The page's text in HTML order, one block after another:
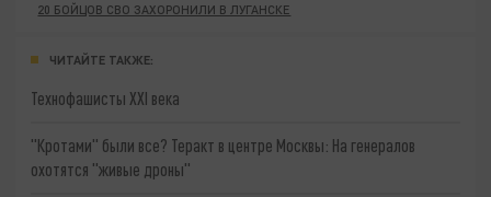
20 БОЙЦОВ СВО ЗАХОРОНИЛИ В ЛУГАНСКЕ
ЧИТАЙТЕ ТАКЖЕ:
Технофашисты XXI века
"Кротами" были все? Теракт в центре Москвы: На генералов
охотятся "живые дроны"